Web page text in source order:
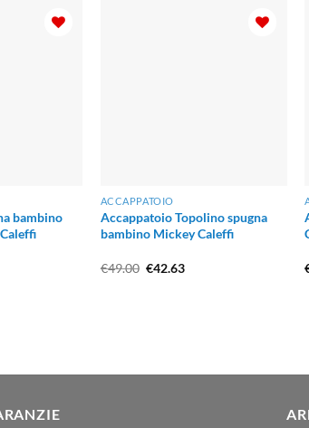
bambino
ACCAPPATOIO
Accappatoio Topolino spugna
bambino Mickey Caleffi
€49.00 Il
€42.63Il